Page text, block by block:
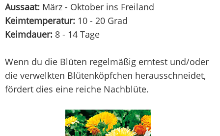
Aussaat: März - Oktober ins Freiland
Keimtemperatur: 10 - 20 Grad
Keimdauer: 8 - 14 Tage
Wenn du die Blüten regelmäßig erntest und/oder
die verwelkten Blütenköpfchen herausschneidet,
fördert dies eine reiche Nachblüte.